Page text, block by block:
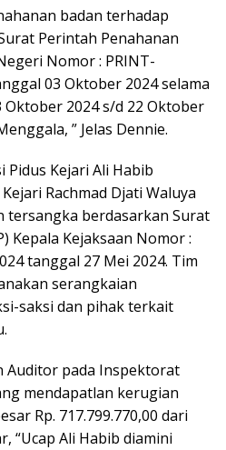
badan terhadap
Perintah Penahanan
Nomor : PRINT-
03 Oktober 2024 selama
Oktober 2024 s/d 22 Oktober
” Jelas Dennie.
Pidus Kejari Ali Habib
Rachmad Djati Waluya
tersangka berdasarkan Surat
Kepala Kejaksaan Nomor :
tanggal 27 Mei 2024. Tim
serangkaian
saksi dan pihak terkait
Auditor pada Inspektorat
mendapatlan kerugian
Rp. 717.799.770,00 dari
“Ucap Ali Habib diamini